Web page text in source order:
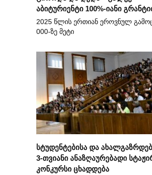
აბიტურიენტი 100%-იანი
2025 წლის ერთიან ეროვნულ
000-ზე მეტი
სტუდენტებისა და
3-თვიანი ანაზღაურებადი
კონკურსი ცხადდება